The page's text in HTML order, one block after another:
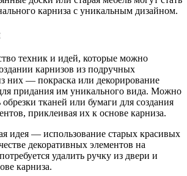
карниза с уникальным дизайном.
техник и идей, которые можно
карнизов из подручных
них — покраска или декорирование
придания им уникального вида. Можно
обрезки тканей или бумаги для создания
приклеивая их к основе карниза.
идея — использование старых красивых
декоративных элементов на
удалить ручку из двери и
карниза.